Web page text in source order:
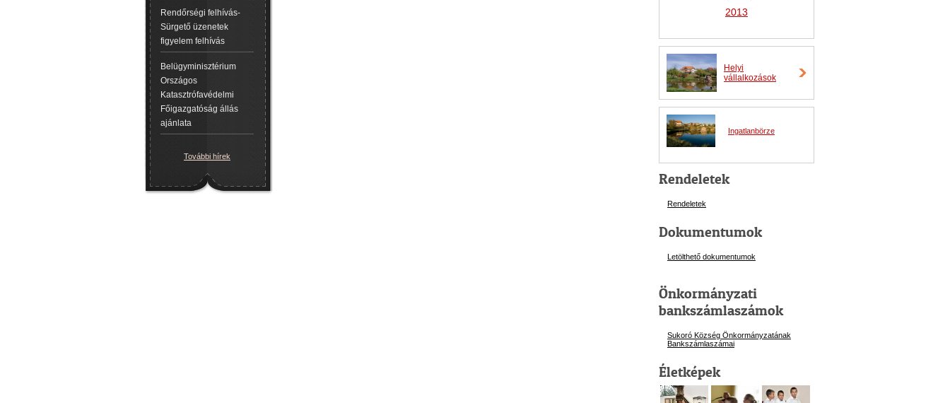
Rendőrségi felhívás-
Sürgető üzenetek
figyelem felhívás
Belügyminisztérium
Országos
Katasztrófavédelmi
Főigazgatóság állás
ajánlata
További hírek
2013
Helyi
vállalkozások
Ingatlanbörze
Rendeletek
Rendeletek
Dokumentumok
Letölthető dokumentumok
Önkormányzati
bankszámlaszámok
Sukoró Község Önkormányzatának
Bankszámlaszámai
Életképek